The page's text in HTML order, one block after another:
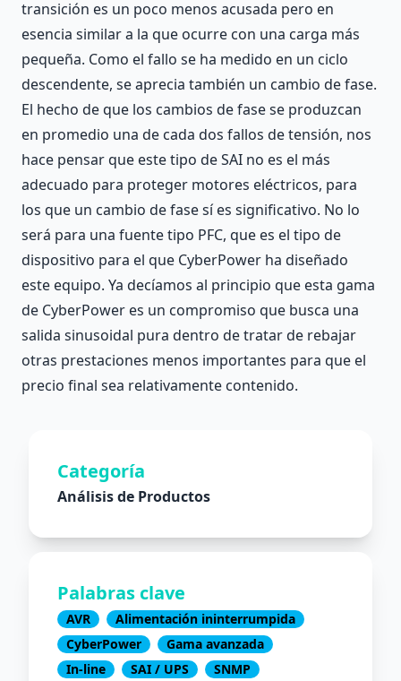
transición es un poco menos acusada pero en
esencia similar a la que ocurre con una carga más
pequeña. Como el fallo se ha medido en un ciclo
descendente, se aprecia también un cambio de fase.
El hecho de que los cambios de fase se produzcan
en promedio una de cada dos fallos de tensión, nos
hace pensar que este tipo de SAI no es el más
adecuado para proteger motores eléctricos, para
los que un cambio de fase sí es significativo. No lo
será para una fuente tipo PFC, que es el tipo de
dispositivo para el que CyberPower ha diseñado
este equipo. Ya decíamos al principio que esta gama
de CyberPower es un compromiso que busca una
salida sinusoidal pura dentro de tratar de rebajar
otras prestaciones menos importantes para que el
precio final sea relativamente contenido.
Categoría
Análisis de Productos
Palabras clave
AVR
Alimentación ininterrumpida
CyberPower
Gama avanzada
In-line
SAI / UPS
SNMP